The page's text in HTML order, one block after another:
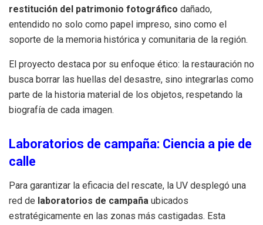
restitución del patrimonio fotográfico dañado,
entendido no solo como papel impreso, sino como el
soporte de la memoria histórica y comunitaria de la región.
El proyecto destaca por su enfoque ético: la restauración no
busca borrar las huellas del desastre, sino integrarlas como
parte de la historia material de los objetos, respetando la
biografía de cada imagen.
Laboratorios de campaña: Ciencia a pie de
calle
Para garantizar la eficacia del rescate, la UV desplegó una
red de laboratorios de campaña ubicados
estratégicamente en las zonas más castigadas. Esta